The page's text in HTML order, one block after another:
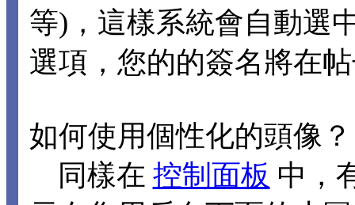
等)，這樣系統會自動選
選項，您的的簽名將在
如何使用個性化的頭像？
同樣在 控制面板 中，